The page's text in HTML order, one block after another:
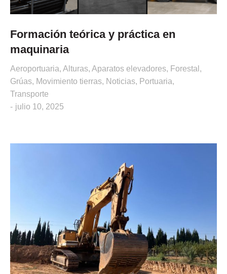
Formación teórica y práctica en
maquinaria
Aeroportuaria, Alturas, Aparatos elevadores, Forestal ,
Grúas, Movimiento tierras, Noticias, Portuaria,
Transporte
julio 10, 2025